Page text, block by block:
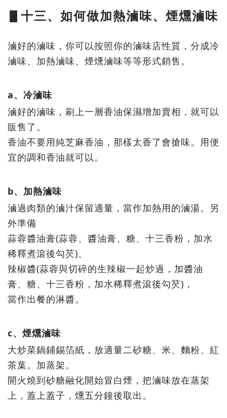
▋十三、如何做加熱滷味、煙燻滷味
滷好的滷味，你可以按照你的滷味店性質，分成冷
滷味、加熱滷味、煙燻滷味等等形式銷售。
a、冷滷味
滷好的滷味，刷上一層香油保濕增加賣相，就可以
販售了。
香油不要用純芝麻香油，那樣太香了會搶味。用便
宜的調和香油就可以。
b、加熱滷味
滷過肉類的滷汁保留適量，當作加熱用的滷湯。 另
外準備
蒜蓉醬油膏(蒜蓉、醬油膏、糖、十三香粉，加水
稀釋煮滾後勾芡)、
辣椒醬(蒜蓉與切碎的生辣椒一起炒過，加醬油
膏、糖、十三香粉，加水稀釋煮滾後勾芡)，
當作出餐的淋醬。
c、煙燻滷味
大炒菜鍋鋪錫箔紙，放適量二砂糖、米、麵粉、紅
茶葉。加蒸架。
開火燒到砂糖融化開始冒白煙，把滷味放在蒸架
上，蓋上蓋子，燻五分鐘後取出。